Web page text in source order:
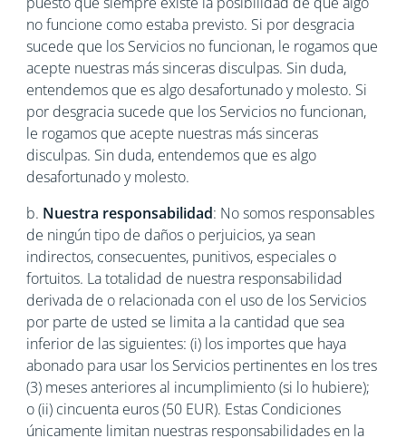
no funcione como estaba previsto. Si por desgracia
sucede que los Servicios no funcionan, le rogamos que
acepte nuestras más sinceras disculpas. Sin duda,
entendemos que es algo desafortunado y molesto. Si
por desgracia sucede que los Servicios no funcionan,
le rogamos que acepte nuestras más sinceras
disculpas. Sin duda, entendemos que es algo
desafortunado y molesto.
b. Nuestra responsabilidad: No somos responsables
de ningún tipo de daños o perjuicios, ya sean
indirectos, consecuentes, punitivos, especiales o
fortuitos. La totalidad de nuestra responsabilidad
derivada de o relacionada con el uso de los Servicios
por parte de usted se limita a la cantidad que sea
inferior de las siguientes: (i) los importes que haya
abonado para usar los Servicios pertinentes en los tres
(3) meses anteriores al incumplimiento (si lo hubiere);
o (ii) cincuenta euros (50 EUR). Estas Condiciones
únicamente limitan nuestras responsabilidades en la